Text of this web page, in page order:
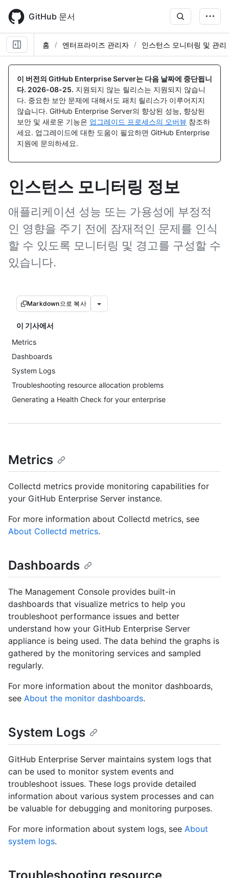
main
content
GitHub 문서
홈 엔터프라이즈 관리자 인스턴스 모니터링 및 관리
이 버전의 GitHub Enterprise Server는 다음 날짜에 중단됩니
다. 2026-08-25. 지원되지 않는 릴리스는 지원되지 않습니
다. 중요한 보안 문제에 대해서도 패치 릴리스가 이루어지지
않습니다. GitHub Enterprise Server의 향상된 성능, 향상된
보안 및 새로운 기능은 업그레이드 프로세스의 오버뷰 참조하
세요. 업그레이드에 대한 도움이 필요하면 GitHub Enterprise
지원에 문의하세요.
인스턴스 모니터링 정보
애플리케이션 성능 또는 가용성에 부정적
인 영향을 주기 전에 잠재적인 문제를 인식
할 수 있도록 모니터링 및 경고를 구성할 수
있습니다.
Markdown으로 복사
이 기사에서
Metrics
Dashboards
System Logs
Troubleshooting resource allocation problems
Generating a Health Check for your enterprise
Metrics
Collectd metrics provide monitoring capabilities for
your GitHub Enterprise Server instance.
For more information about Collectd metrics, see
About Collectd metrics.
Dashboards
The Management Console provides built-in
dashboards that visualize metrics to help you
troubleshoot performance issues and better
understand how your GitHub Enterprise Server
appliance is being used. The data behind the graphs is
gathered by the monitoring services and sampled
regularly.
For more information about the monitor dashboards,
see About the monitor dashboards.
System Logs
GitHub Enterprise Server maintains system logs that
can be used to monitor system events and
troubleshoot issues. These logs provide detailed
information about various system processes and can
be valuable for debugging and monitoring purposes.
For more information about system logs, see About
system logs.
Troubleshooting resource